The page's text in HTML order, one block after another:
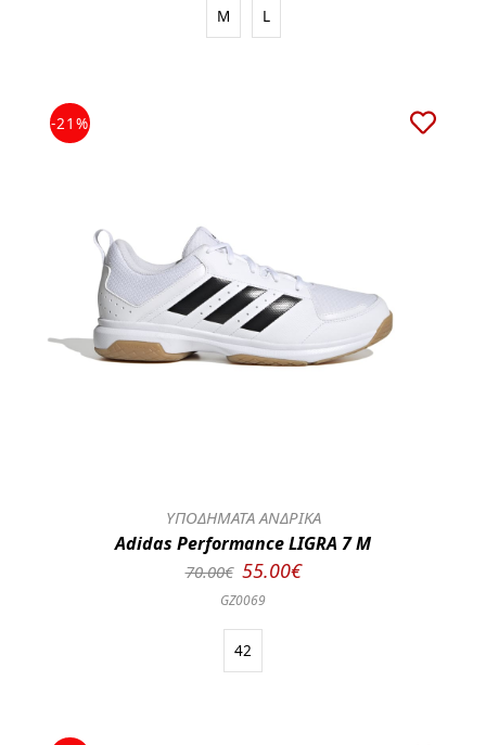
M L
-21%
ΥΠΟΔΗΜΑΤΑ ΑΝΔΡΙΚΑ
Adidas Performance LIGRA 7 M
70.00€ 55.00€
GZ0069
42